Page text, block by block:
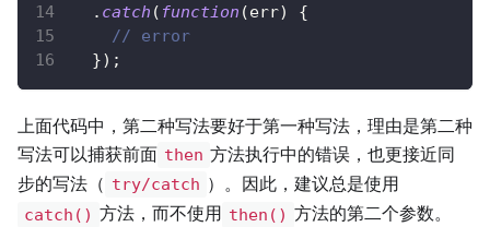
. catch ( function (err)
{
// error
}) ;
上面代码中，第二种写法要好于第一种写法，理由是第二种
写法可以捕获前面 then 方法执行中的错误，也更接近同
步的写法（ try/catch ）。因此，建议总是使用
catch() 方法，而不使用 then() 方法的第二个参数。